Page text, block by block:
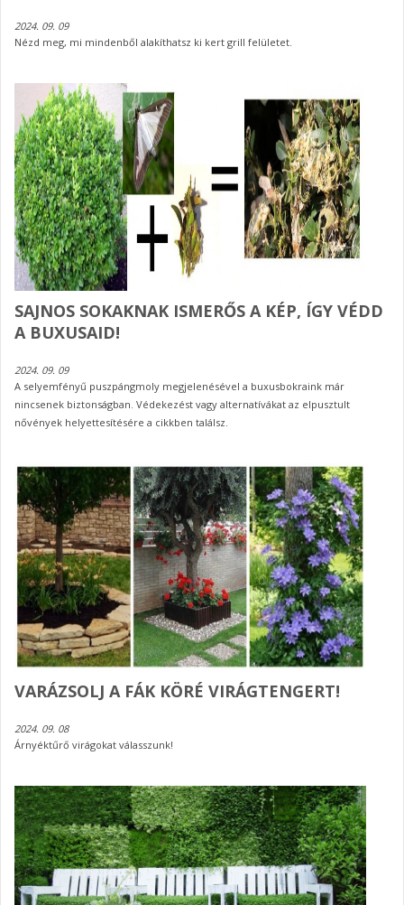
2024. 09. 09
Nézd meg, mi mindenből alakíthatsz ki kert grill felületet.
SAJNOS SOKAKNAK ISMERŐS A KÉP, ÍGY VÉDD
A BUXUSAID!
2024. 09. 09
A selyemfényű puszpángmoly megjelenésével a buxusbokraink már
nincsenek biztonságban. Védekezést vagy alternatívákat az elpusztult
nővények helyettesítésére a cikkben találsz.
VARÁZSOLJ A FÁK KÖRÉ VIRÁGTENGERT!
2024. 09. 08
Árnyéktűrő virágokat válasszunk!